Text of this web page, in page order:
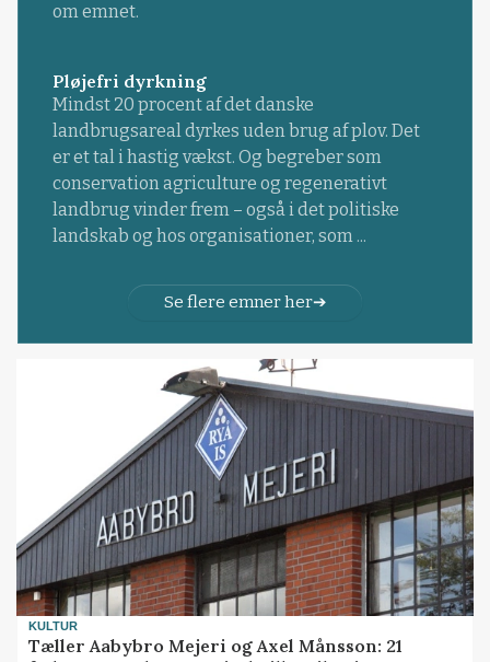
om emnet.
Pløjefri dyrkning
Mindst 20 procent af det danske
landbrugsareal dyrkes uden brug af plov. Det
er et tal i hastig vækst. Og begreber som
conservation agriculture og regenerativt
landbrug vinder frem – også i det politiske
landskab og hos organisationer, som ...
Se flere emner her
KULTUR
Tæller Aabybro Mejeri og Axel Månsson: 21